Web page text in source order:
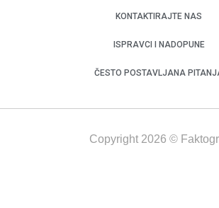
KONTAKTIRAJTE NAS
ISPRAVCI I NADOPUNE
ČESTO POSTAVLJANA
Copyright 2026 ©